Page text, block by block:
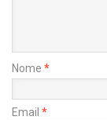
Nome *
Email *